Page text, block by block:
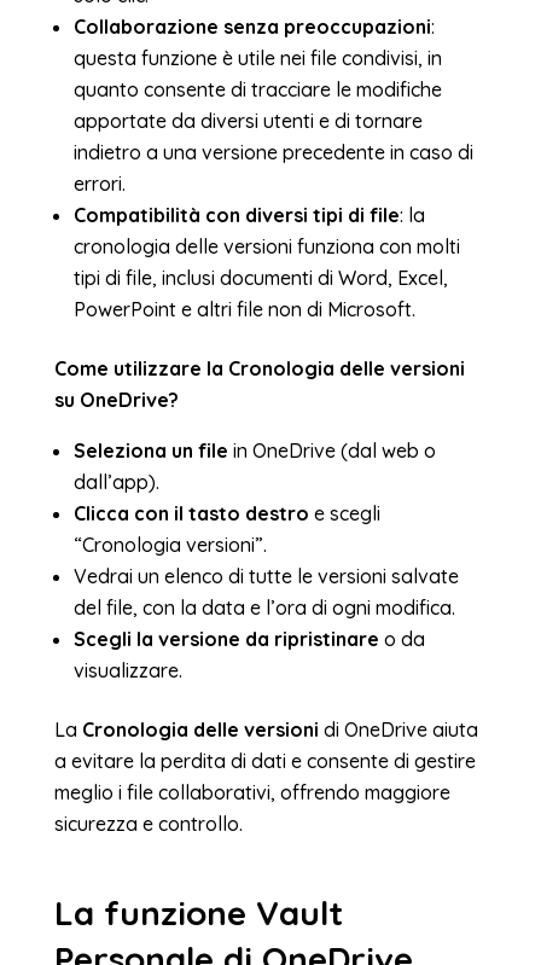
Collaborazione senza preoccupazioni:
questa funzione è utile nei file condivisi, in
quanto consente di tracciare le modifiche
apportate da diversi utenti e di tornare
indietro a una versione precedente in caso di
errori.
Compatibilità con diversi tipi di file: la
cronologia delle versioni funziona con molti
tipi di file, inclusi documenti di Word, Excel,
PowerPoint e altri file non di Microsoft.
Come utilizzare la Cronologia delle versioni
su OneDrive?
Seleziona un file in OneDrive (dal web o
dall’app).
Clicca con il tasto destro e scegli
“Cronologia versioni”.
Vedrai un elenco di tutte le versioni salvate
del file, con la data e l’ora di ogni modifica.
Scegli la versione da ripristinare o da
visualizzare.
La Cronologia delle versioni di OneDrive aiuta
a evitare la perdita di dati e consente di gestire
meglio i file collaborativi, offrendo maggiore
sicurezza e controllo.
La funzione Vault